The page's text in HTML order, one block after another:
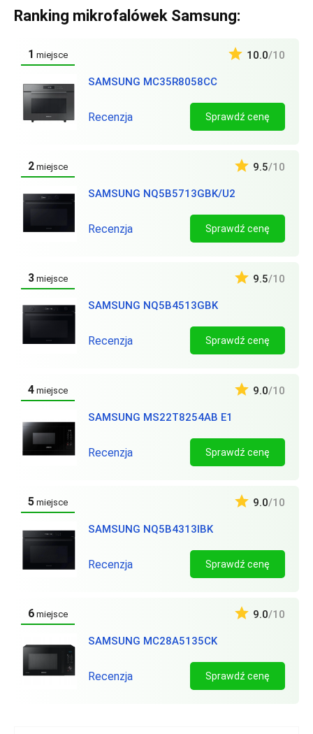
Ranking mikrofalówek Samsung:
1 miejsce
SAMSUNG MC35R8058CC
10.0/10
Recenzja Sprawdź cenę
2 miejsce
SAMSUNG NQ5B5713GBK/U2
9.5/10
Recenzja Sprawdź cenę
3 miejsce
SAMSUNG NQ5B4513GBK
9.5/10
Recenzja Sprawdź cenę
4 miejsce
SAMSUNG MS22T8254AB E1
9.0/10
Recenzja Sprawdź cenę
5 miejsce
SAMSUNG NQ5B4313IBK
9.0/10
Recenzja Sprawdź cenę
6 miejsce
SAMSUNG MC28A5135CK
9.0/10
Recenzja Sprawdź cenę